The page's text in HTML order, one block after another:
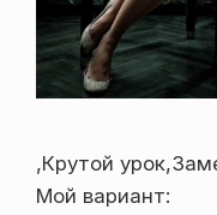
,Крутой
Мой вариант: